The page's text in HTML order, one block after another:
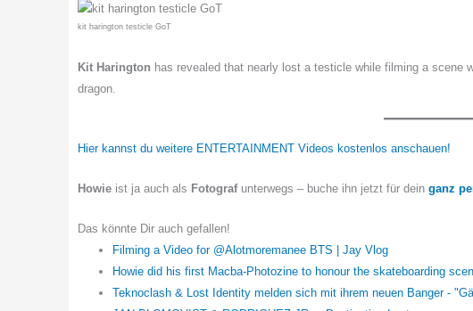
kit harington testicle GoT
Kit Harington has revealed that nearly lost a testicle while filming a scene
dragon.
Hier kannst du weitere ENTERTAINMENT Videos kostenlos anschauen!
Howie ist ja auch als Fotografunterwegs – buche ihn jetzt für dein ganz
Das könnte Dir auch gefallen!
Filming a Video for @Alotmoremanee BTS | Jay Vlog
Howie did his first Macba-Photozine to honour the skateboarding
Teknoclash & Lost Identity melden sich mit ihrem neuen Banger -